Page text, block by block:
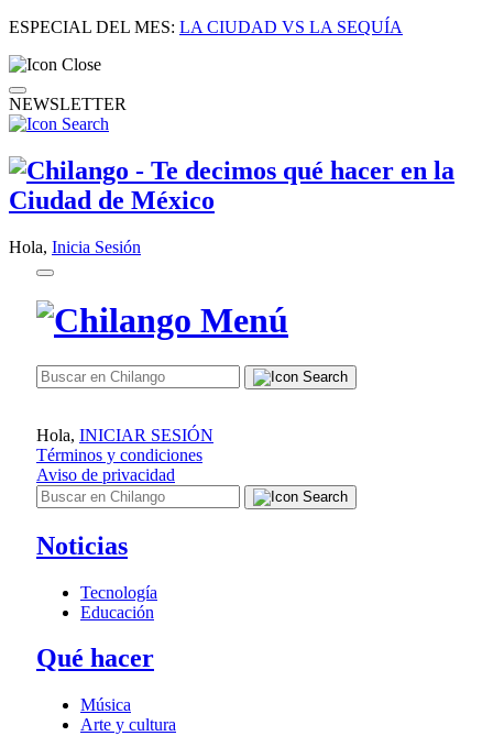
ESPECIAL DEL MES: LA CIUDAD VS LA SEQUÍA
NEWSLETTER
Hola, Inicia Sesión
Hola, INICIAR SESIÓN
Términos y condiciones
Aviso de privacidad
Noticias
Tecnología
Educación
Qué hacer
Música
Arte y cultura